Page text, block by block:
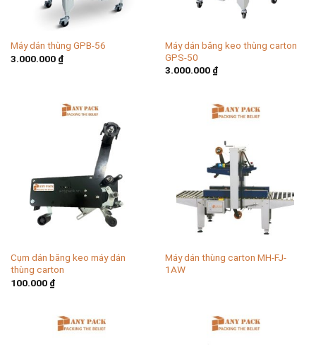
Máy dán thùng GPB-56
3.000.000 ₫
Máy dán băng keo thùng carton
GPS-50
3.000.000 ₫
Cụm dán băng keo máy dán
thùng carton
100.000 ₫
Máy dán thùng carton MH-FJ-
1AW